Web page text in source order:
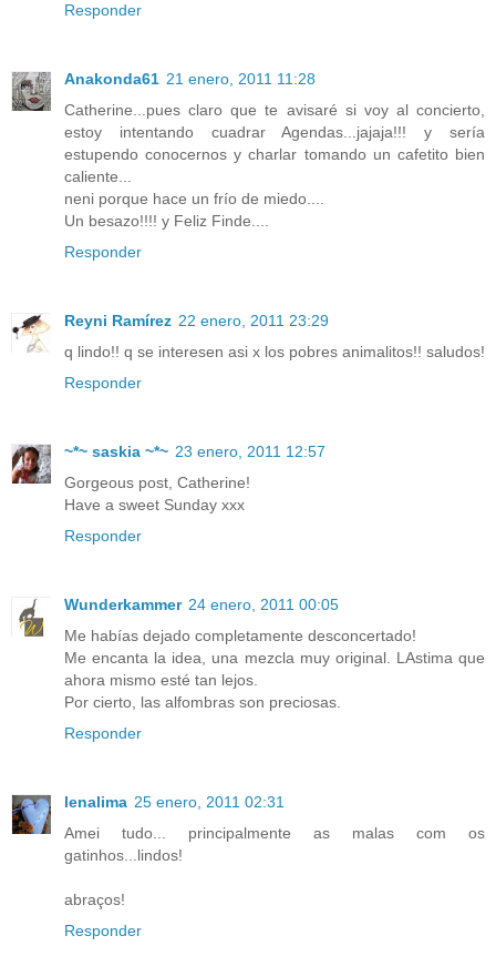
Responder
Anakonda61 21 enero, 2011 11:28
Catherine...pues claro que te avisaré si voy al concierto,
estoy intentando cuadrar Agendas...jajaja!!! y sería
estupendo conocernos y charlar tomando un cafetito bien
caliente...
neni porque hace un frío de miedo....
Un besazo!!!! y Feliz Finde....
Responder
Reyni Ramírez 22 enero, 2011 23:29
q lindo!! q se interesen asi x los pobres animalitos!! saludos!
Responder
~*~ saskia ~*~ 23 enero, 2011 12:57
Gorgeous post, Catherine!
Have a sweet Sunday xxx
Responder
Wunderkammer 24 enero, 2011 00:05
Me habías dejado completamente desconcertado!
Me encanta la idea, una mezcla muy original. LAstima que
ahora mismo esté tan lejos.
Por cierto, las alfombras son preciosas.
Responder
lenalima 25 enero, 2011 02:31
Amei tudo... principalmente as malas com os
gatinhos...lindos!
abraços!
Responder